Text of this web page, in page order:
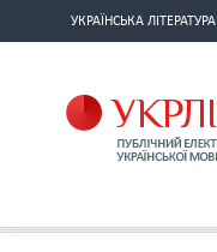
УКРАЇНСЬКА ЛІТЕРАТУРА